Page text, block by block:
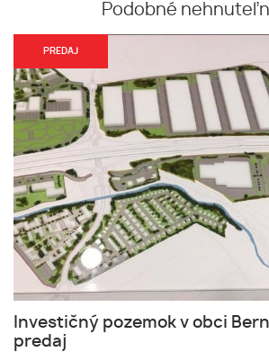
Podobné
PREDAJ
Investičný pozemok v obci
predaj